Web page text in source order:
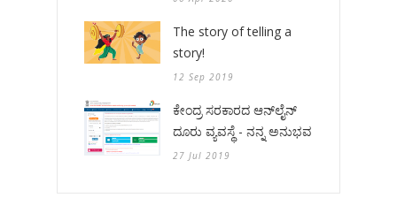
The story of telling a
story!
12 Sep 2019
ಕೇಂದ್ರ ಸರಕಾರದ ಆನ್‌ಲೈನ್
ದೂರು ವ್ಯವಸ್ಥೆ - ನನ್ನ ಅನುಭವ
27 Jul 2019